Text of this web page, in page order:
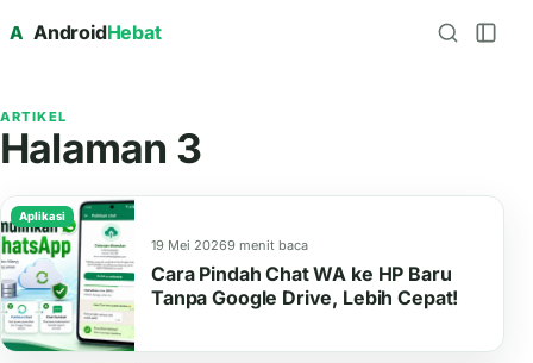
A AndroidHebat
ARTIKEL
Halaman 3
Aplikasi
19 Mei 20269 menit baca
Cara Pindah Chat WA ke HP Baru
Tanpa Google Drive, Lebih Cepat!